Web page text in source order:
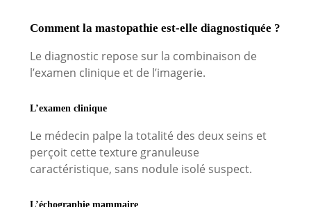
Comment la mastopathie est-elle diagnostiquée ?
Le diagnostic repose sur la combinaison de
l’examen clinique et de l’imagerie.
L’examen clinique
Le médecin palpe la totalité des deux seins et
perçoit cette texture granuleuse
caractéristique, sans nodule isolé suspect.
L’échographie mammaire